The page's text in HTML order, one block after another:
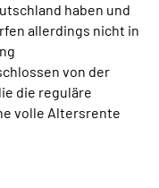
haben und
allerdings nicht in
von der
die reguläre
volle Altersrente